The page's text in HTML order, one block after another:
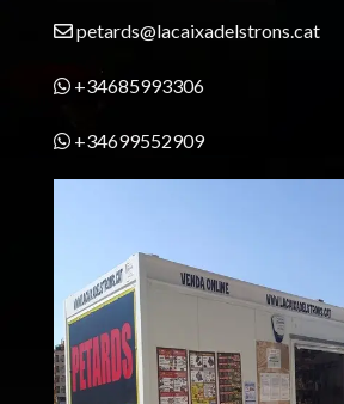
petards@lacaixadelstrons.cat
+34685993306
+34699552909